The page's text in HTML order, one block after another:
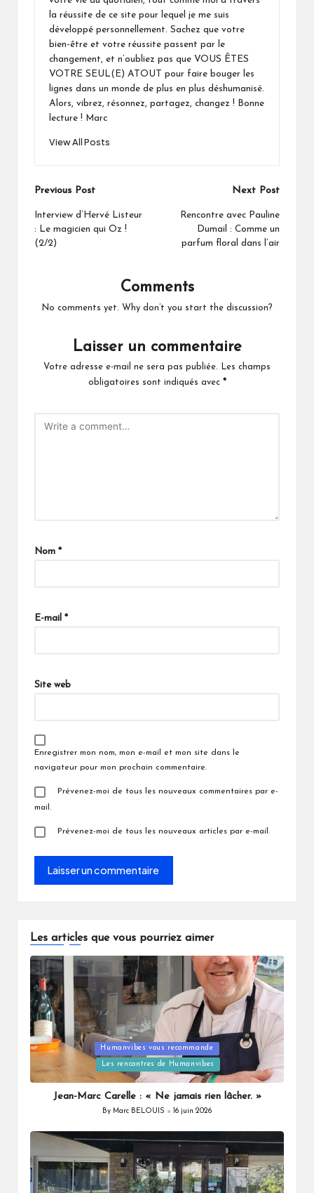
la réussite de ce site pour lequel je me suis
développé personnellement. Sachez que votre
bien-être et votre réussite passent par le
changement, et n’oubliez pas que VOUS ÊTES
VOTRE SEUL(E) ATOUT pour faire bouger les
lignes dans un monde de plus en plus déshumanisé.
Alors, vibrez, résonnez, partagez, changez ! Bonne
lecture ! Marc
View All Posts
Post
navigation
Previous Post
Interview d’Hervé Listeur
: Le magicien qui Oz !
(2/2)
Next Post
Rencontre avec Pauline
Dumail : Comme un
parfum floral dans l’air
Comments
No comments yet. Why don’t you start the discussion?
Laisser un commentaire
Votre adresse e-mail ne sera pas publiée.
Les champs
obligatoires sont indiqués avec *
Nom *
E-mail *
Site web
Enregistrer mon nom, mon e-mail et mon site dans le
navigateur pour mon prochain commentaire.
Prévenez-moi de tous les nouveaux commentaires par e-
mail.
Prévenez-moi de tous les nouveaux articles par e-mail.
Les articles que vous pourriez aimer
Posted
Humanvibes vous recommande
Les rencontres de Humanvibes
Jean-Marc Carelle : « Ne jamais rien lâcher. »
Posted
By Marc BELOUIS 16 juin 2026